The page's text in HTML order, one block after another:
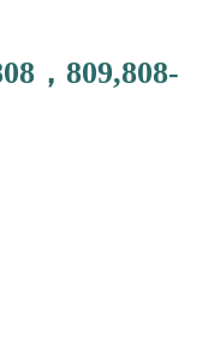
，809,808-